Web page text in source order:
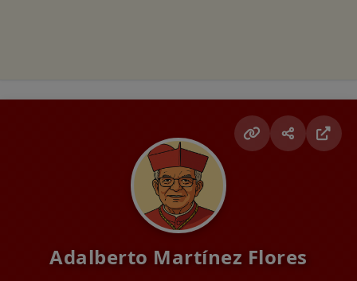
Adalberto Martínez Flores